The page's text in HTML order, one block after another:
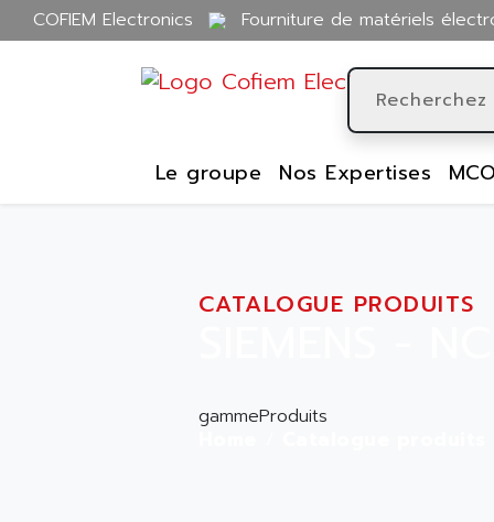
COFIEM Electronics Fourniture de matériels
Le groupe Nos Expertises
CATALOGUE PRODUITS
gammeProduits